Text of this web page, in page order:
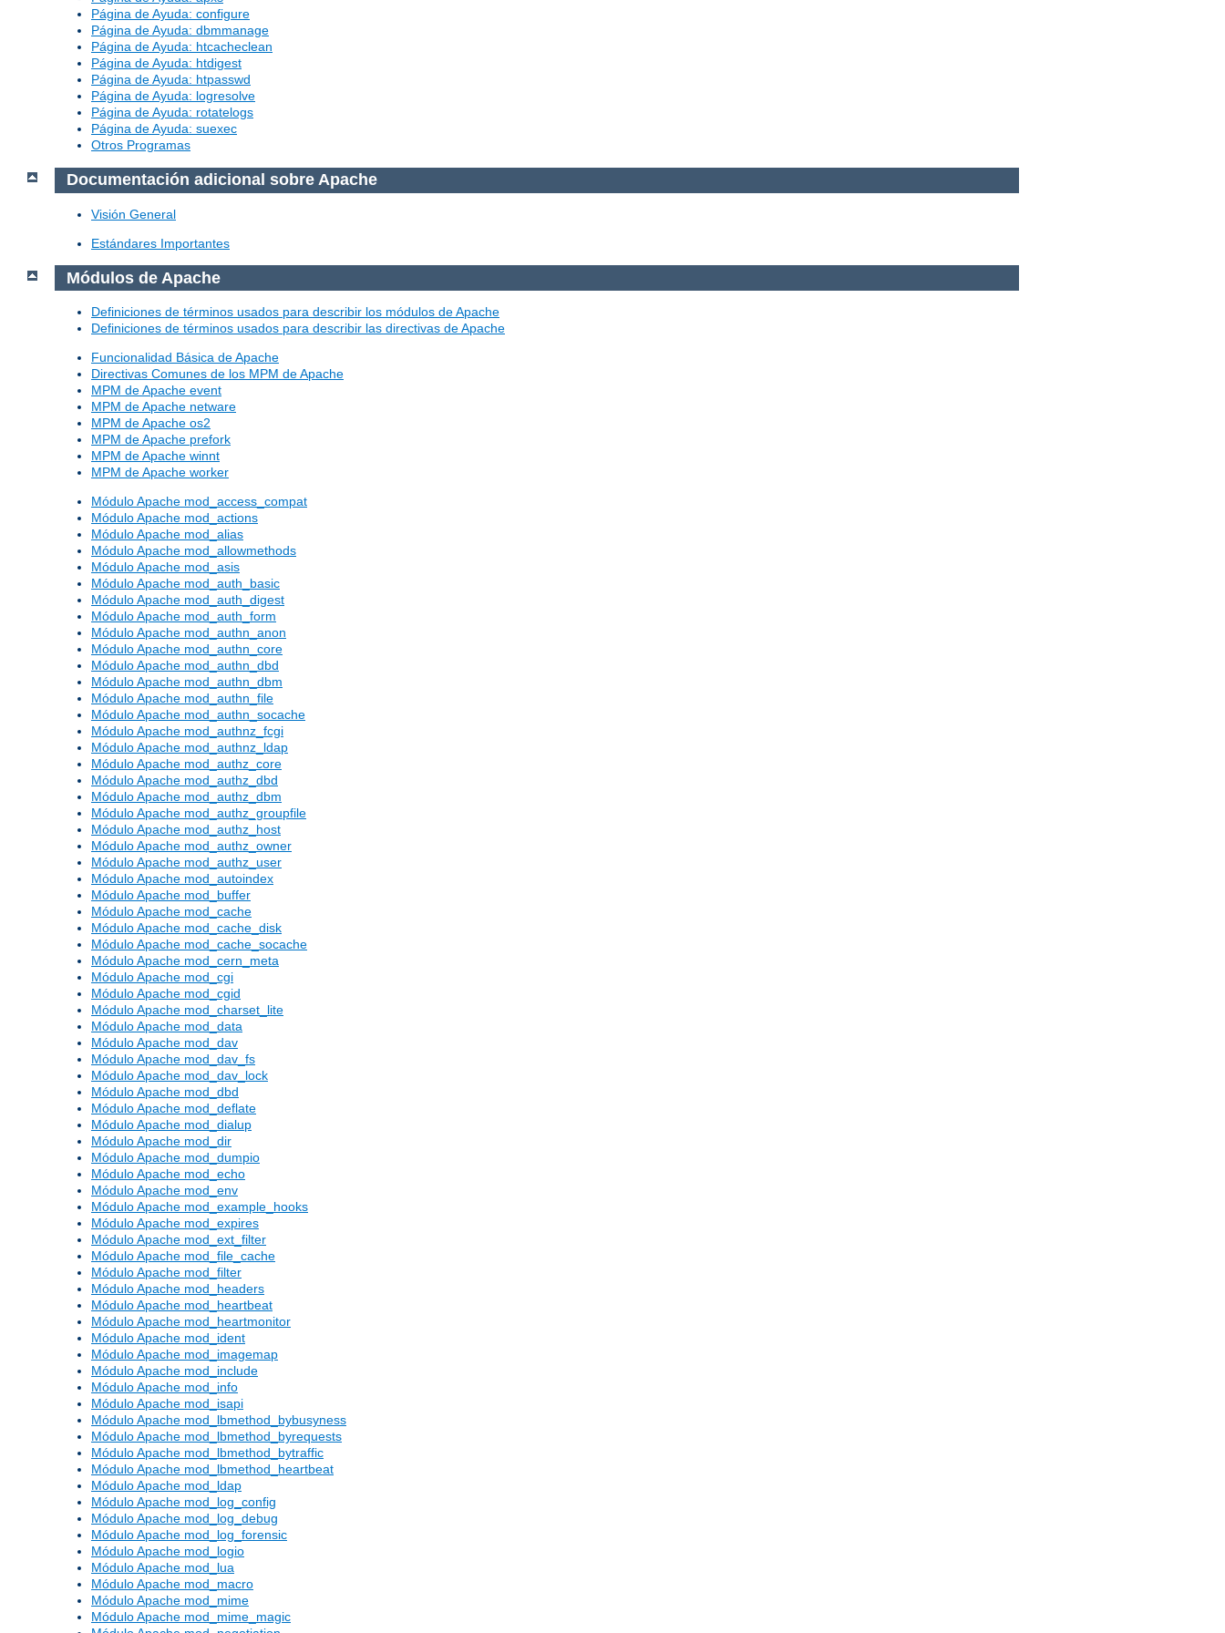
Página de Ayuda: configure
Página de Ayuda: dbmmanage
Página de Ayuda: htcacheclean
Página de Ayuda: htdigest
Página de Ayuda: htpasswd
Página de Ayuda: logresolve
Página de Ayuda: rotatelogs
Página de Ayuda: suexec
Otros Programas
Documentación adicional sobre Apache
Visión General
Estándares Importantes
Módulos de Apache
Definiciones de términos usados para describir los módulos de Apache
Definiciones de términos usados para describir las directivas de Apache
Funcionalidad Básica de Apache
Directivas Comunes de los MPM de Apache
MPM de Apache event
MPM de Apache netware
MPM de Apache os2
MPM de Apache prefork
MPM de Apache winnt
MPM de Apache worker
Módulo Apache mod_access_compat
Módulo Apache mod_actions
Módulo Apache mod_alias
Módulo Apache mod_allowmethods
Módulo Apache mod_asis
Módulo Apache mod_auth_basic
Módulo Apache mod_auth_digest
Módulo Apache mod_auth_form
Módulo Apache mod_authn_anon
Módulo Apache mod_authn_core
Módulo Apache mod_authn_dbd
Módulo Apache mod_authn_dbm
Módulo Apache mod_authn_file
Módulo Apache mod_authn_socache
Módulo Apache mod_authnz_fcgi
Módulo Apache mod_authnz_ldap
Módulo Apache mod_authz_core
Módulo Apache mod_authz_dbd
Módulo Apache mod_authz_dbm
Módulo Apache mod_authz_groupfile
Módulo Apache mod_authz_host
Módulo Apache mod_authz_owner
Módulo Apache mod_authz_user
Módulo Apache mod_autoindex
Módulo Apache mod_buffer
Módulo Apache mod_cache
Módulo Apache mod_cache_disk
Módulo Apache mod_cache_socache
Módulo Apache mod_cern_meta
Módulo Apache mod_cgi
Módulo Apache mod_cgid
Módulo Apache mod_charset_lite
Módulo Apache mod_data
Módulo Apache mod_dav
Módulo Apache mod_dav_fs
Módulo Apache mod_dav_lock
Módulo Apache mod_dbd
Módulo Apache mod_deflate
Módulo Apache mod_dialup
Módulo Apache mod_dir
Módulo Apache mod_dumpio
Módulo Apache mod_echo
Módulo Apache mod_env
Módulo Apache mod_example_hooks
Módulo Apache mod_expires
Módulo Apache mod_ext_filter
Módulo Apache mod_file_cache
Módulo Apache mod_filter
Módulo Apache mod_headers
Módulo Apache mod_heartbeat
Módulo Apache mod_heartmonitor
Módulo Apache mod_ident
Módulo Apache mod_imagemap
Módulo Apache mod_include
Módulo Apache mod_info
Módulo Apache mod_isapi
Módulo Apache mod_lbmethod_bybusyness
Módulo Apache mod_lbmethod_byrequests
Módulo Apache mod_lbmethod_bytraffic
Módulo Apache mod_lbmethod_heartbeat
Módulo Apache mod_ldap
Módulo Apache mod_log_config
Módulo Apache mod_log_debug
Módulo Apache mod_log_forensic
Módulo Apache mod_logio
Módulo Apache mod_lua
Módulo Apache mod_macro
Módulo Apache mod_mime
Módulo Apache mod_mime_magic